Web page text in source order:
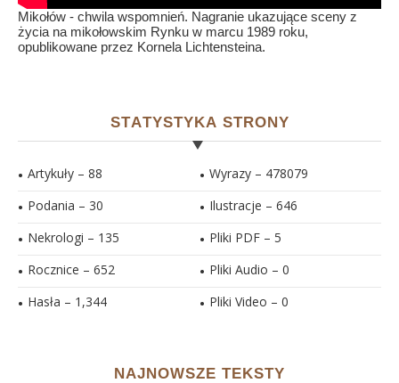
Mikołów - chwila wspomnień. Nagranie ukazujące sceny z
życia na mikołowskim Rynku w marcu 1989 roku,
opublikowane przez Kornela Lichtensteina.
STATYSTYKA STRONY
Artykuły – 88
Podania – 30
Nekrologi – 135
Rocznice – 652
Hasła – 1,344
Wyrazy – 478079
Ilustracje – 646
Pliki PDF – 5
Pliki Audio – 0
Pliki Video – 0
NAJNOWSZE TEKSTY